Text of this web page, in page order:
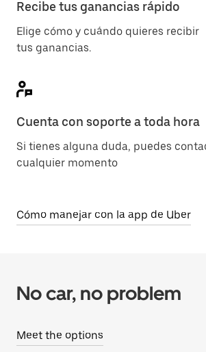
Recibe tus ganancias rápido
Elige cómo y cuándo quieres recibir
tus ganancias.
Cuenta con soporte a toda hora
Si tienes alguna duda, puedes
cualquier momento
Cómo manejar con la app de Uber
No car, no problem
Meet the options